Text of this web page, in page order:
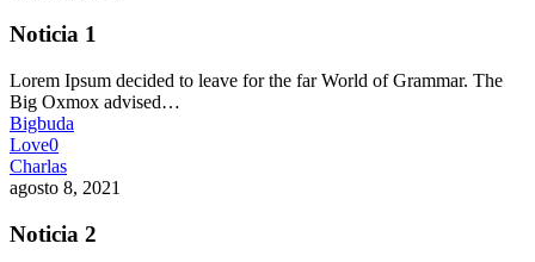
Noticia 1
Lorem Ipsum decided to leave for the far World of Grammar. The
Big Oxmox advised…
Bigbuda
Love0
Charlas
agosto 8, 2021
Noticia 2